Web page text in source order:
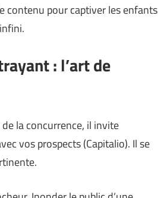
contenu pour captiver les enfants
: l’art de
la concurrence, il invite
vos prospects (Capitalio). Il se